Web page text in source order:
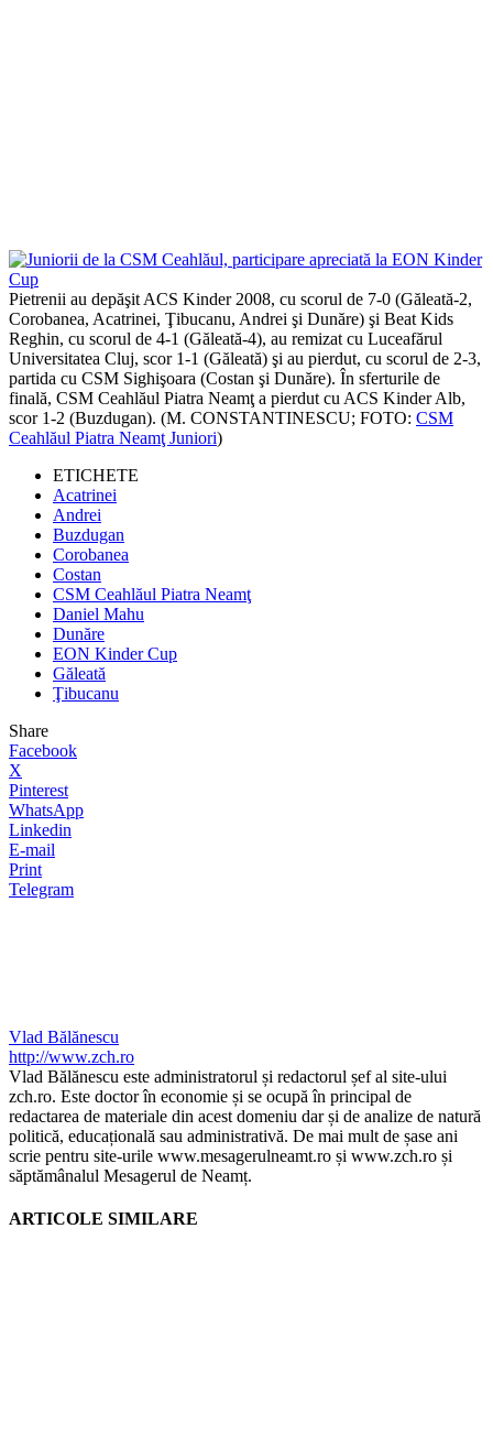
Pietrenii au depăşit ACS Kinder 2008, cu scorul de 7-0 (Găleată-2,
Corobanea, Acatrinei, Ţibucanu, Andrei şi Dunăre) şi Beat Kids
Reghin, cu scorul de 4-1 (Găleată-4), au remizat cu Luceafărul
Universitatea Cluj, scor 1-1 (Găleată) şi au pierdut, cu scorul de 2-3,
partida cu CSM Sighişoara (Costan şi Dunăre). În sferturile de
finală, CSM Ceahlăul Piatra Neamţ a pierdut cu ACS Kinder Alb,
scor 1-2 (Buzdugan). (M. CONSTANTINESCU; FOTO: CSM
Ceahlăul Piatra Neamţ Juniori)
ETICHETE
Acatrinei
Andrei
Buzdugan
Corobanea
Costan
CSM Ceahlăul Piatra Neamţ
Daniel Mahu
Dunăre
EON Kinder Cup
Găleată
Ţibucanu
Share
Facebook
X
Pinterest
WhatsApp
Linkedin
E-mail
Print
Telegram
Vlad Bălănescu
http://www.zch.ro
Vlad Bălănescu este administratorul și redactorul șef al site-ului
zch.ro. Este doctor în economie și se ocupă în principal de
redactarea de materiale din acest domeniu dar și de analize de natură
politică, educațională sau administrativă. De mai mult de șase ani
scrie pentru site-urile www.mesagerulneamt.ro și www.zch.ro și
săptămânalul Mesagerul de Neamț.
ARTICOLE SIMILARE